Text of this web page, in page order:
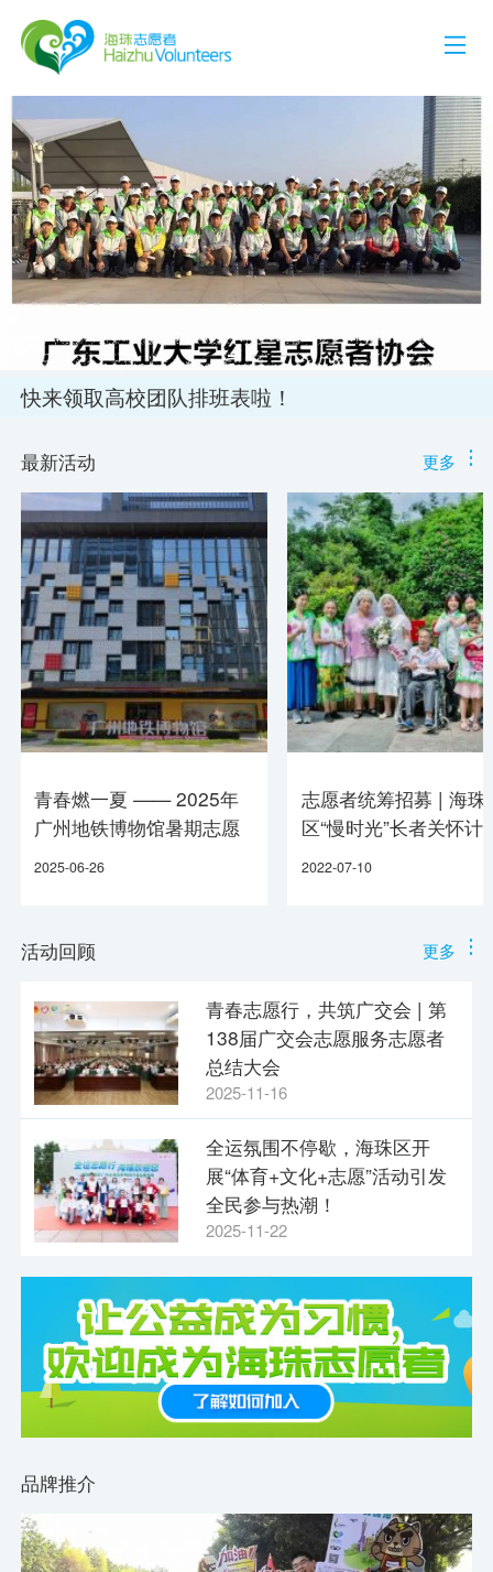
快来领取高校团队排班表啦！
最新活动 更多
青春燃一夏 —— 2025年
广州地铁博物馆暑期志愿
2025-06-26
志愿者统筹招募 | 海珠
区“慢时光”长者关怀计
2022-07-10
活动回顾 更多
青春志愿行，共筑广交会 | 第
138届广交会志愿服务志愿者
总结大会
2025-11-16
全运氛围不停歇，海珠区开
展“体育+文化+志愿”活动引发
全民参与热潮！
2025-11-22
品牌推介